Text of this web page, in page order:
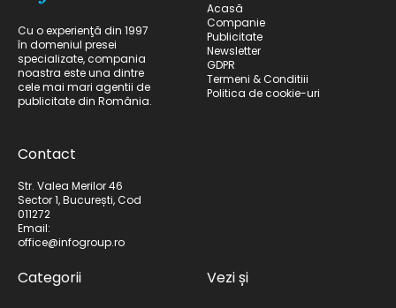
Cu o experienţă din 1997
în domeniul presei
specializate, compania
noastra este una dintre
cele mai mari agentii de
publicitate din România.
Contact
Str. Valea Merilor 46
Sector 1, București, Cod
011272
Email:
office@infogroup.ro
Acasă
Companie
Publicitate
Newsletter
GDPR
Termeni & Conditiii
Politica de cookie-uri
Categorii Vezi și